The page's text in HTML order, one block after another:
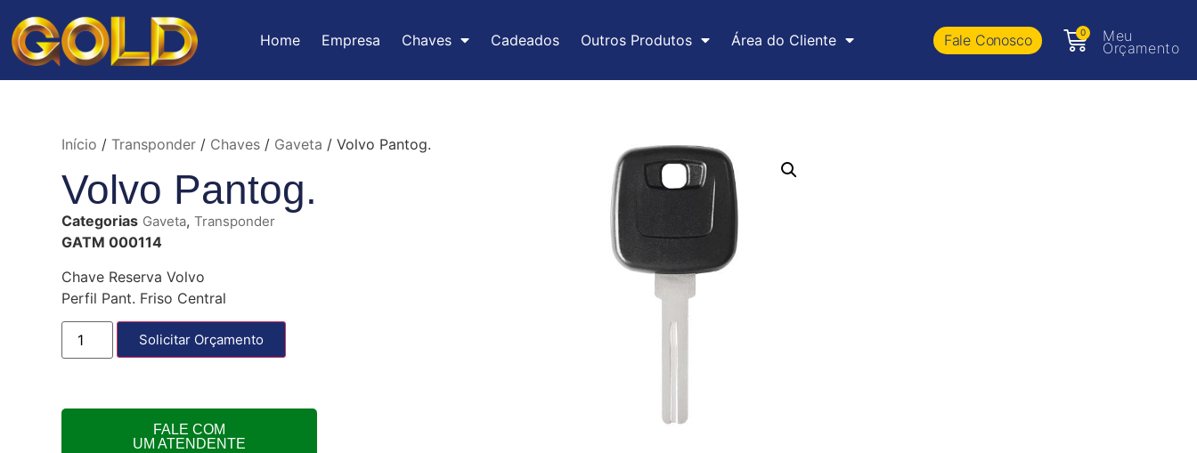
Home Empresa Chaves Cadeados Outros Produtos Área do Cliente Fale Conosco 0 Meu
Orçamento
Início / Transponder/ Chaves/ Gaveta / Volvo Pantog.
Volvo Pantog.
Categorias Gaveta, Transponder
GATM 000114
Chave Reserva Volvo
Perfil Pant. Friso Central
Solicitar Orçamento
FALE COM
UM ATENDENTE